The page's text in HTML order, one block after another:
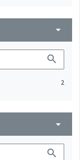
arrow_drop_down
search
2
arrow_drop_down
search